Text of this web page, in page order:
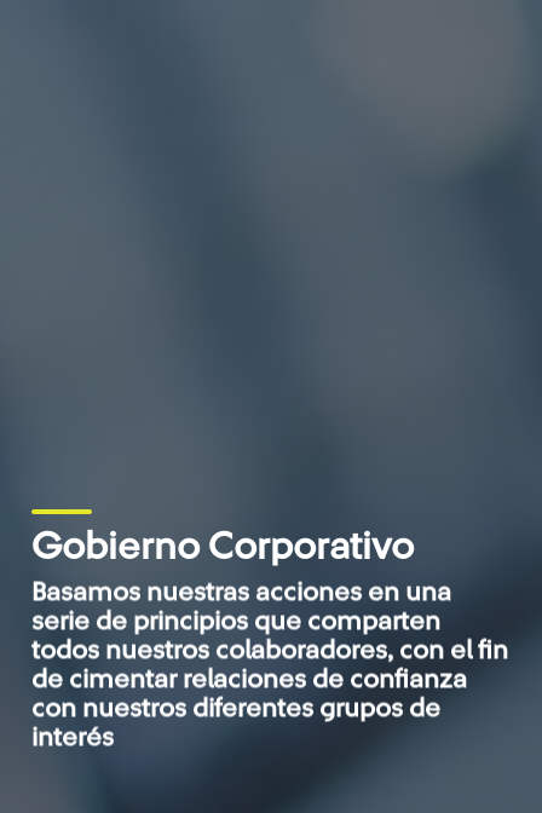
Gobierno Corporativo
Basamos nuestras acciones en una
serie de principios que comparten
todos nuestros colaboradores, con el fin
de cimentar relaciones de confianza
con nuestros diferentes grupos de
interés